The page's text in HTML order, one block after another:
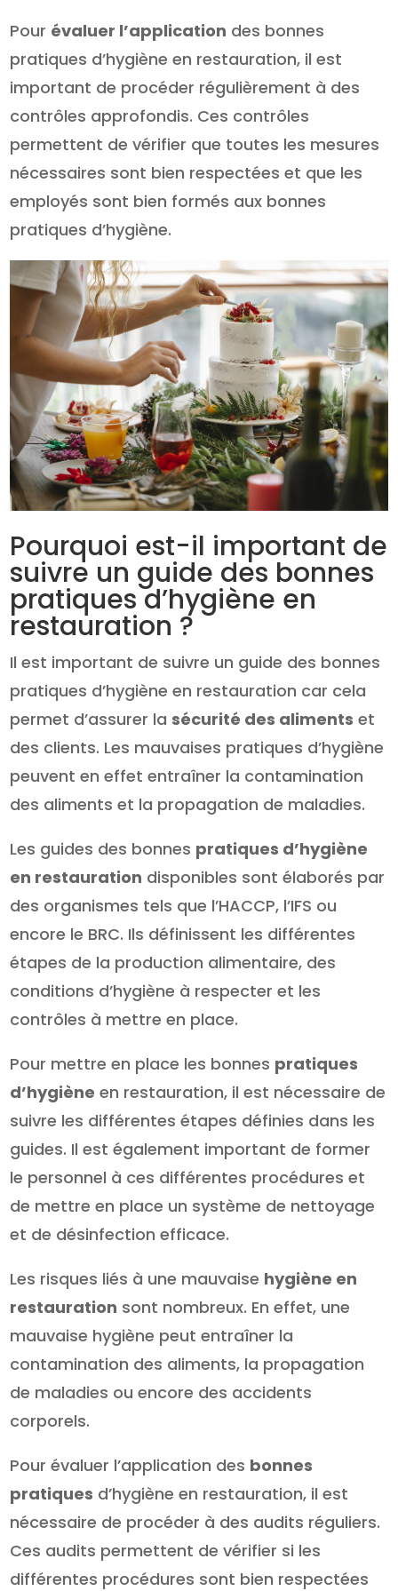
Pour évaluer l’application des bonnes
pratiques d’hygiène en restauration, il est
important de procéder régulièrement à des
contrôles approfondis. Ces contrôles
permettent de vérifier que toutes les mesures
nécessaires sont bien respectées et que les
employés sont bien formés aux bonnes
pratiques d’hygiène.
Pourquoi est-il important de
suivre un guide des bonnes
pratiques d’hygiène en
restauration ?
Il est important de suivre un guide des bonnes
pratiques d’hygiène en restauration car cela
permet d’assurer lasécurité des aliments et
des clients. Les mauvaises pratiques d’hygiène
peuvent en effet entraîner la contamination
des aliments et la propagation de maladies.
Les guides des bonnes pratiques d’hygiène
en restauration disponibles sont élaborés par
des organismes tels que l’HACCP, l’IFS ou
encore le BRC. Ils définissent les différentes
étapes de la production alimentaire, des
conditions d’hygiène à respecter et les
contrôles à mettre en place.
Pour mettre en place les bonnes pratiques
d’hygiène en restauration, il est nécessaire de
suivre les différentes étapes définies dans les
guides. Il est également important de former
le personnel à ces différentes procédures et
de mettre en place un système de nettoyage
et de désinfection efficace.
Les risques liés à une mauvaise hygiène en
restauration sont nombreux. En effet, une
mauvaise hygiène peut entraîner la
contamination des aliments, la propagation
de maladies ou encore des accidents
corporels.
Pour évaluer l’application des bonnes
pratiques d’hygiène en restauration, il est
nécessaire de procéder à des audits réguliers.
Ces audits permettent de vérifier si les
différentes procédures sont bien respectées